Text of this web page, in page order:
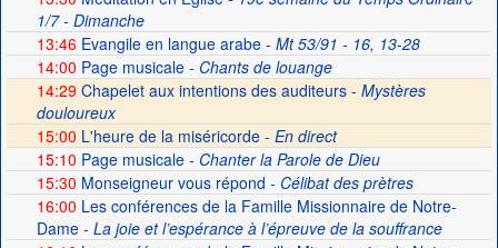
1/7 - Dimanche
13:46Evangile en langue arabe- Mt 53/91 - 16, 13-28
14:00 Page musicale- Chants de louange
14:29 Chapelet aux intentions des auditeurs - Mystères
douloureux
15:00 L'heure de la miséricorde - En direct
15:10 Page musicale- Chanter la Parole de Dieu
15:30 Monseigneur vous répond - Célibat des prètres
16:00 Les conférences de la Famille Missionnaire de Notre-
Dame- La joie et l’espérance à l’épreuve de la souffrance